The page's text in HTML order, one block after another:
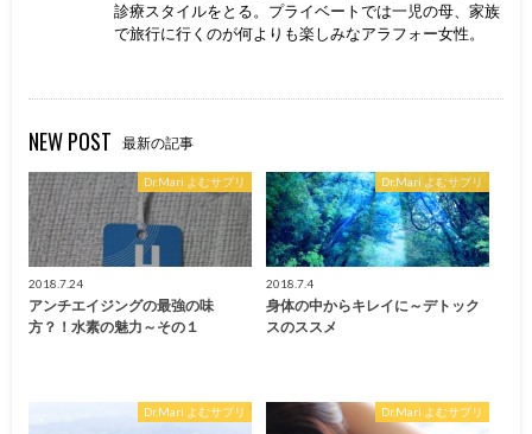
診療スタイルをとる。プライベートでは一児の母、家族
で旅行に行くのが何よりも楽しみなアラフォー女性。
NEW POST 最新の記事
Dr.Mari よむサプリ
2018.7.24
アンチエイジングの最強の味
方？！水素の魅力～その１
Dr.Mari よむサプリ
2018.7.4
身体の中からキレイに～デトック
スのススメ
Dr.Mari よむサプリ Dr.Mari よむサプリ